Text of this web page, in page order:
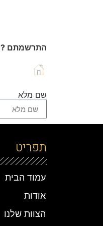
התרשמתם ?
שם מלא
תפריט
עמוד הבית
אודות
הצוות שלנו